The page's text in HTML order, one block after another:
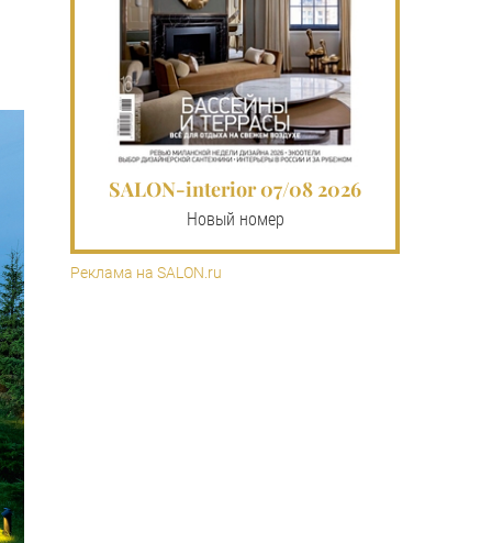
SALON-interior 07/08 2026
Новый номер
Реклама на SALON.ru